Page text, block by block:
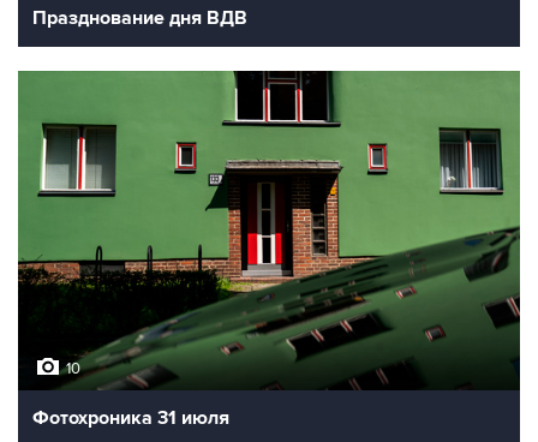
Празднование дня ВДВ
10
Фотохроника 31 июля